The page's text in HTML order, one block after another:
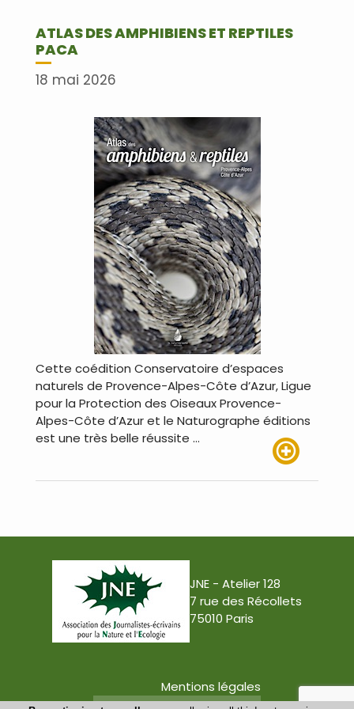
ATLAS DES AMPHIBIENS ET REPTILES
PACA
18 mai 2026
Cette coédition Conservatoire d’espaces
naturels de Provence-Alpes-Côte d’Azur, Ligue
pour la Protection des Oiseaux Provence-
Alpes-Côte d’Azur et le Naturographe éditions
est une très belle réussite …
JNE - Atelier 128
7 rue des Récollets
75010 Paris
Mentions légales